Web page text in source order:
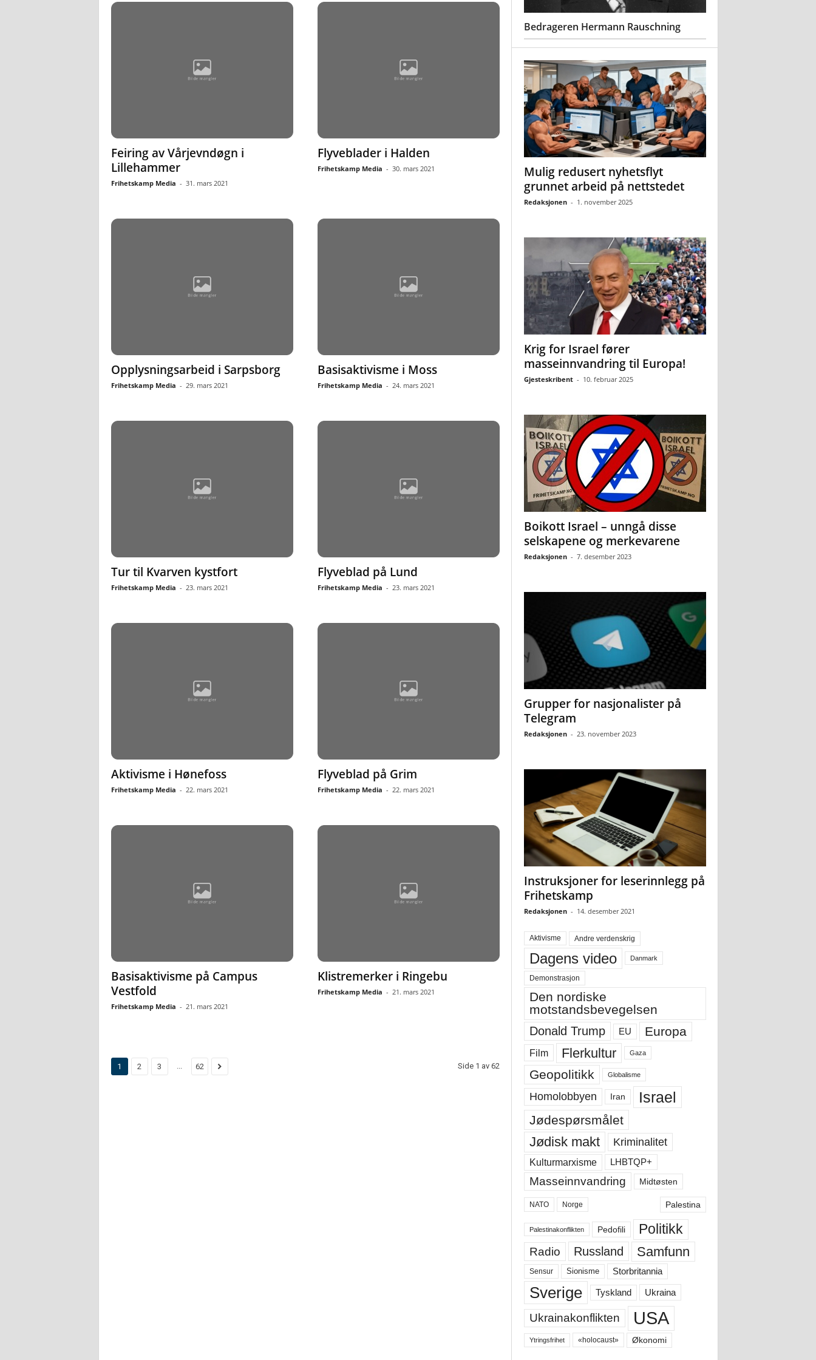
Feiring av Vårjevndøgn i
Lillehammer
Frihetskamp Media - 31. mars 2021
Flyveblader i Halden
Frihetskamp Media - 30. mars 2021
Opplysningsarbeid i Sarpsborg
Frihetskamp Media - 29. mars 2021
Basisaktivisme i Moss
Frihetskamp Media - 24. mars 2021
Tur til Kvarven kystfort
Frihetskamp Media - 23. mars 2021
Flyveblad på Lund
Frihetskamp Media - 23. mars 2021
Aktivisme i Hønefoss
Frihetskamp Media - 22. mars 2021
Flyveblad på Grim
Frihetskamp Media - 22. mars 2021
Basisaktivisme på Campus
Vestfold
Frihetskamp Media - 21. mars 2021
Klistremerker i Ringebu
Frihetskamp Media - 21. mars 2021
1 2 3 ... 62 Side 1 av 62
Bedrageren Hermann Rauschning
Mulig redusert nyhetsflyt
grunnet arbeid på nettstedet
Redaksjonen - 1. november 2025
Krig for Israel fører
masseinnvandring til Europa!
Gjesteskribent - 10. februar 2025
Boikott Israel – unngå disse
selskapene og merkevarene
Redaksjonen - 7. desember 2023
Grupper for nasjonalister på
Telegram
Redaksjonen - 23. november 2023
Instruksjoner for leserinnlegg på
Frihetskamp
Redaksjonen - 14. desember 2021
Aktivisme Andre verdenskrig
Dagens video Danmark
Demonstrasjon
Den nordiske
motstandsbevegelsen
Donald Trump EU Europa
Film Flerkultur Gaza
Geopolitikk Globalisme
Homolobbyen Iran Israel
Jødespørsmålet
Jødisk makt Kriminalitet
Kulturmarxisme LHBTQP+
Masseinnvandring Midtøsten
NATO Norge Palestina
Palestinakonflikten Pedofili Politikk
Radio Russland Samfunn
Sensur Sionisme Storbritannia
Sverige Tyskland Ukraina
Ukrainakonflikten USA
Ytringsfrihet «holocaust» Økonomi